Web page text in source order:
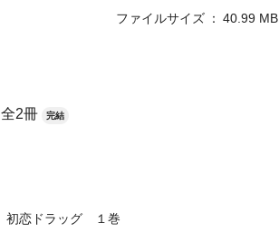
全2冊 完結
初恋ドラッグ １巻
ファイルサイズ
40.99 MB